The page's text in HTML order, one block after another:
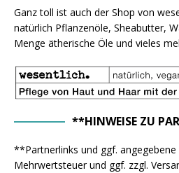
Ganz toll ist auch der Shop von
natürlich Pflanzenöle, Sheabutter,
Menge ätherische Öle und vieles
**HINWEISE ZU
**Partnerlinks und ggf. angegebene
Mehrwertsteuer und ggf. zzgl.